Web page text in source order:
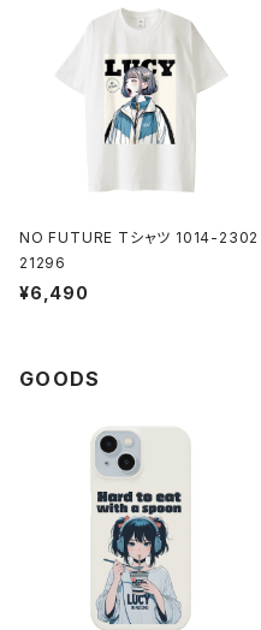
NO FUTURE Tシャツ 1014-2302
21296
¥6,490
GOODS